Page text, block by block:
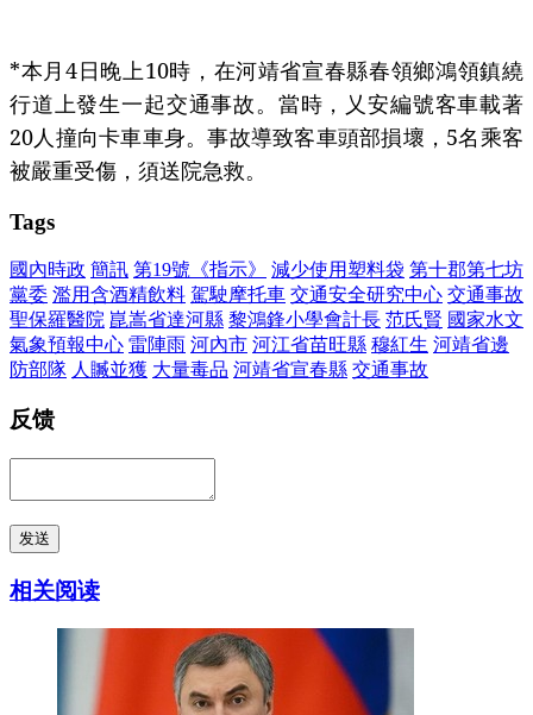
*本月4日晚上10時，在河靖省宣春縣春領鄉鴻領鎮繞
行道上發生一起交通事故。當時，乂安編號客車載著
20人撞向卡車車身。事故導致客車頭部損壞，5名乘客
被嚴重受傷，須送院急救。
Tags
國內時政 簡訊 第19號《指示》 減少使用塑料袋 第十郡第七坊
黨委 濫用含酒精飲料 駕駛摩托車 交通安全研究中心 交通事故
聖保羅醫院 崑嵩省達河縣 黎鴻鋒小學會計長 范氏賢 國家水文
氣象預報中心 雷陣雨 河內市 河江省苗旺縣 穆紅生 河靖省邊
防部隊 人贓並獲 大量毒品 河靖省宣春縣 交通事故
反馈
发送
相关阅读